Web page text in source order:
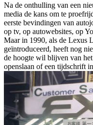
Na de onthulling van een
media de kans om te
eerste bevindingen van
op tv, op autowebsites, op
Maar in 1990, als de Lexus
geïntroduceerd, heeft nog
de hoogte wil blijven van
openslaan of een tijdschrift